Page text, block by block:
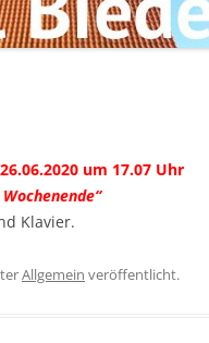
um 17.07 Uhr
Klavier.
Allgemein veröffentlicht.